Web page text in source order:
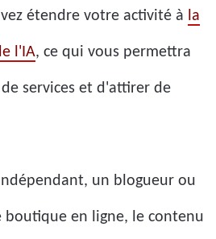
étendre votre activité à la
l'IA, ce qui vous permettra
services et d'attirer de
un blogueur ou
boutique en ligne, le contenu